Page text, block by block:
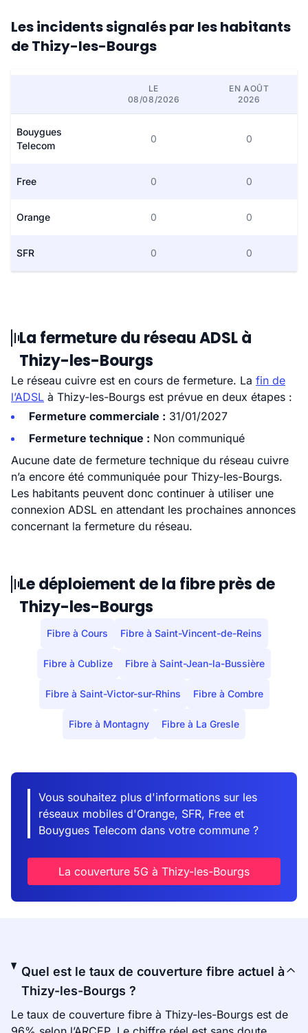
Les incidents signalés par les habitants
de Thizy-les-Bourgs
LE
08/08/2026
EN AOÛT
2026
Bouygues
Telecom
0 0
Free 0 0
Orange 0 0
SFR 0 0
La fermeture du réseau ADSL à
Thizy-les-Bourgs
Le réseau cuivre est en cours de fermeture. La fin de
l’ADSL à Thizy-les-Bourgs est prévue en deux étapes :
Fermeture commerciale : 31/01/2027
Fermeture technique : Non communiqué
Aucune date de fermeture technique du réseau cuivre
n’a encore été communiquée pour Thizy-les-Bourgs.
Les habitants peuvent donc continuer à utiliser une
connexion ADSL en attendant les prochaines annonces
concernant la fermeture du réseau.
Le déploiement de la fibre près de
Thizy-les-Bourgs
Fibre à Cours Fibre à Saint-Vincent-de-Reins
Fibre à Cublize Fibre à Saint-Jean-la-Bussière
Fibre à Saint-Victor-sur-Rhins Fibre à Combre
Fibre à Montagny Fibre à La Gresle
Vous souhaitez plus d'informations sur les
réseaux mobiles d'Orange, SFR, Free et
Bouygues Telecom dans votre commune ?
La couverture 5G à Thizy-les-Bourgs
Quel est le taux de couverture fibre actuel à
Thizy-les-Bourgs ?
Le taux de couverture fibre à Thizy-les-Bourgs est de